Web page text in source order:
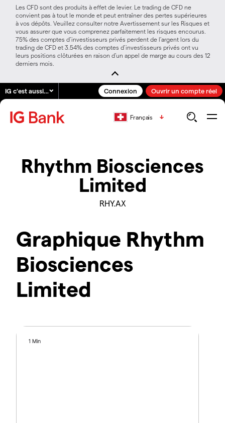
Les CFD sont des produits à effet de levier. Le trading de CFD ne
convient pas à tout le monde et peut entraîner des pertes supérieures
à vos dépôts. Veuillez consulter notre Avertissement sur les Risques et
vous assurer que vous comprenez parfaitement les risques encourus.
75% des comptes d’investisseurs privés perdent de l’argent lors du
trading de CFD et 3.54% des comptes d’investisseurs privés ont vu
leurs positions clôturées en raison d’un appel de marge au cours des 12
derniers mois.
IG c'est aussi… Connexion Ouvrir un compte réel
Français
Rhythm Biosciences
Limited
RHY.AX
Graphique Rhythm
Biosciences
Limited
1 Min